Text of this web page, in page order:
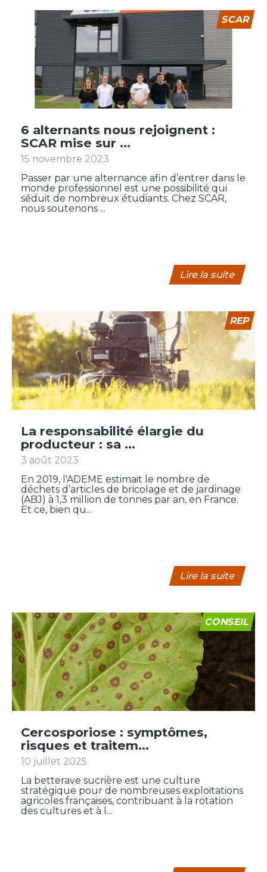
CONSEIL
Cercosporiose : symptômes,
risques et traitem...
10 juillet 2025
La betterave sucrière est une culture
stratégique pour de nombreuses exploitations
agricoles françaises, contribuant à la rotation
des cultures et à l...
SCAR
6 alternants nous rejoignent :
SCAR mise sur ...
15 novembre 2023
Passer par une alternance afin d’entrer dans le
monde professionnel est une possibilité qui
séduit de nombreux étudiants. Chez SCAR,
nous soutenons ...
Lire la suite
REP
La responsabilité élargie du
producteur : sa ...
3 août 2023
En 2019, l'ADEME estimait le nombre de
déchets d’articles de bricolage et de jardinage
(ABJ) à 1,3 million de tonnes par an, en France.
Et ce, bien qu...
Lire la suite